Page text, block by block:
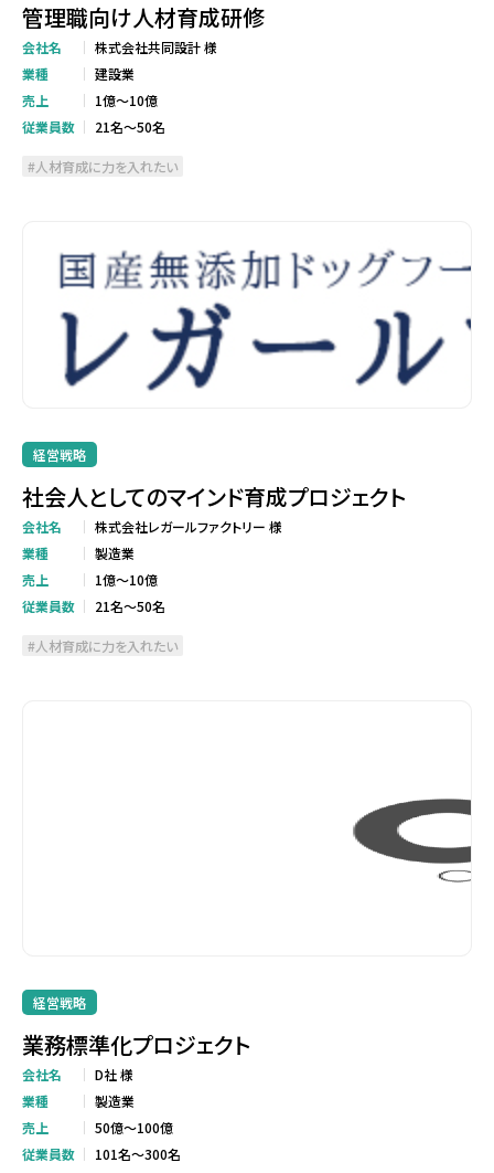
管理職向け人材育成研修
会社名
株式会社共同設計 様
業種
建設業
売上
1億～10億
従業員数
21名～50名
人材育成に力を入れたい
経営戦略
社会人としてのマインド育成プロジェクト
会社名
株式会社レガールファクトリー 様
業種
製造業
売上
1億～10億
従業員数
21名～50名
人材育成に力を入れたい
経営戦略
業務標準化プロジェクト
会社名
D社 様
業種
製造業
売上
50億～100億
従業員数
101名～300名